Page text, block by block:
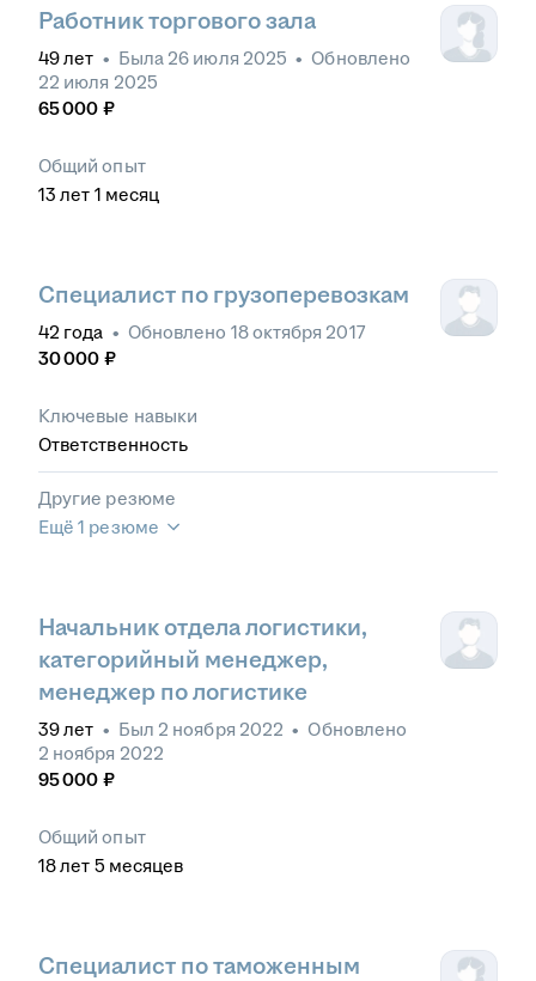
Работник торгового зала
49лет • Была 26 июля 2025 • Обновлено
22 июля 2025
65 000 ₽
Общий опыт
13 лет 1 месяц
Специалист по грузоперевозкам
42 года • Обновлено 18 октября 2017
30 000 ₽
Ключевые навыки
Ответственность
Другие резюме
Ещё 1 резюме
Начальник отдела логистики,
категорийный менеджер,
менеджер по логистике
39лет • Был 2 ноября 2022 • Обновлено
2 ноября 2022
95 000 ₽
Общий опыт
18лет 5 месяцев
Специалист по таможенным